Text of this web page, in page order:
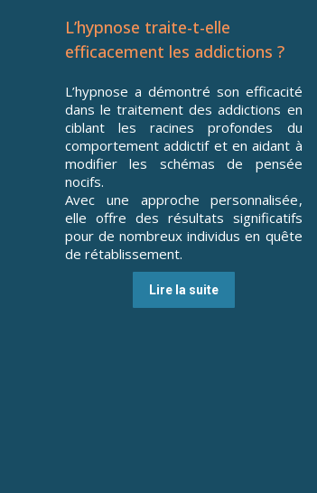
L’hypnose traite-t-elle
efficacement les addictions ?
L’hypnose a démontré son efficacité
dans le traitement des addictions en
ciblant les racines profondes du
comportement addictif et en aidant à
modifier les schémas de pensée
nocifs.
Avec une approche personnalisée,
elle offre des résultats significatifs
pour de nombreux individus en quête
de rétablissement.
Lire la suite